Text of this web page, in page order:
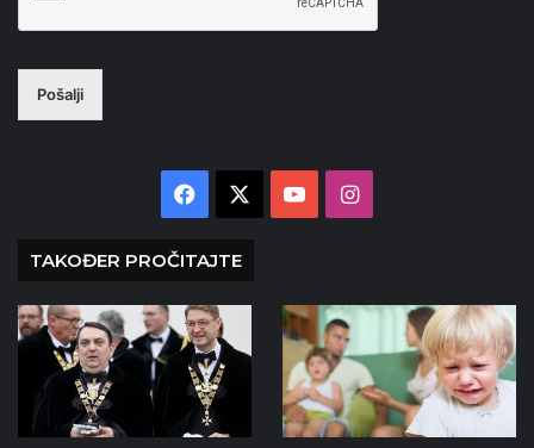
Pošalji
Facebook YouTubeInstagram
TAKOĐER PROČITAJTE